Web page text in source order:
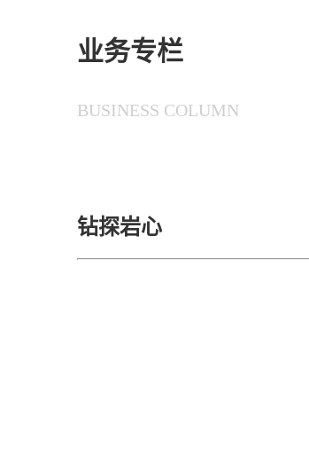
业务专栏
BUSINESS COLUMN
钻探岩心